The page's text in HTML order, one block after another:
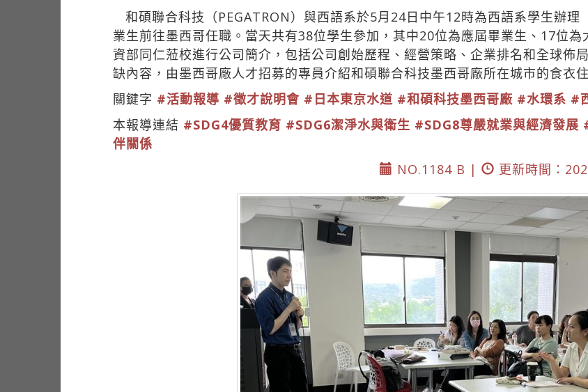
和碩聯合科技（PEGATRON）與西語系於5月24日中午12時為西語系學生辦
業生前往墨西哥任職。當天共有38位學生參加，其中20位為應屆畢業生、17位
資部同仁蒞校進行公司簡介，包括公司創始歷程、經營策略、企業排名和全球佈
缺內容，由墨西哥廠人才招募的專員介紹和碩聯合科技墨西哥廠所在城市的食衣
關鍵字 #活動報導 #徵才說明會 #日本東京水道 #和碩科技墨西哥廠 #水環系 #
本報導連結 #SDG4優質教育 #SDG6潔淨水與衛生 #SDG8尊嚴就業與經濟發展
伴關係
NO.1184 B |
更新時間：